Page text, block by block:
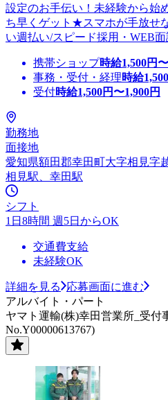
設定のお手伝い！未経験から始
ち早くゲット★スマホが手放せ
い週払い/スピード採用・WEB
携帯ショップ時給1,500円〜
事務・受付・経理時給1,500
受付時給1,500円〜1,900円
勤務地
面接地
愛知県額田郡幸田町大字相見字
相見駅、幸田駅
シフト
1日8時間 週5日からOK
交通費支給
未経験OK
詳細を見る
応募画面に進む
アルバイト・パート
ヤマト運輸(株)幸田営業所_受付
No.Y00000613767)